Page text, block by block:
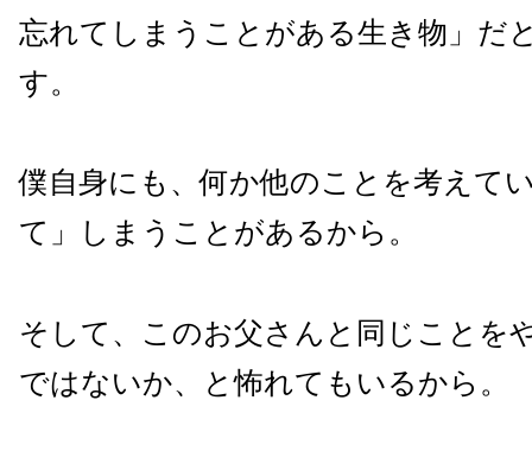
忘れてしまうことがある生き物」だ
す。
僕自身にも、何か他のことを考えて
て」しまうことがあるから。
そして、このお父さんと同じことを
ではないか、と怖れてもいるから。